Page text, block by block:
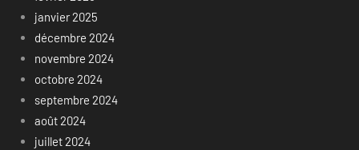
janvier 2025
décembre 2024
novembre 2024
octobre 2024
septembre 2024
août 2024
juillet 2024